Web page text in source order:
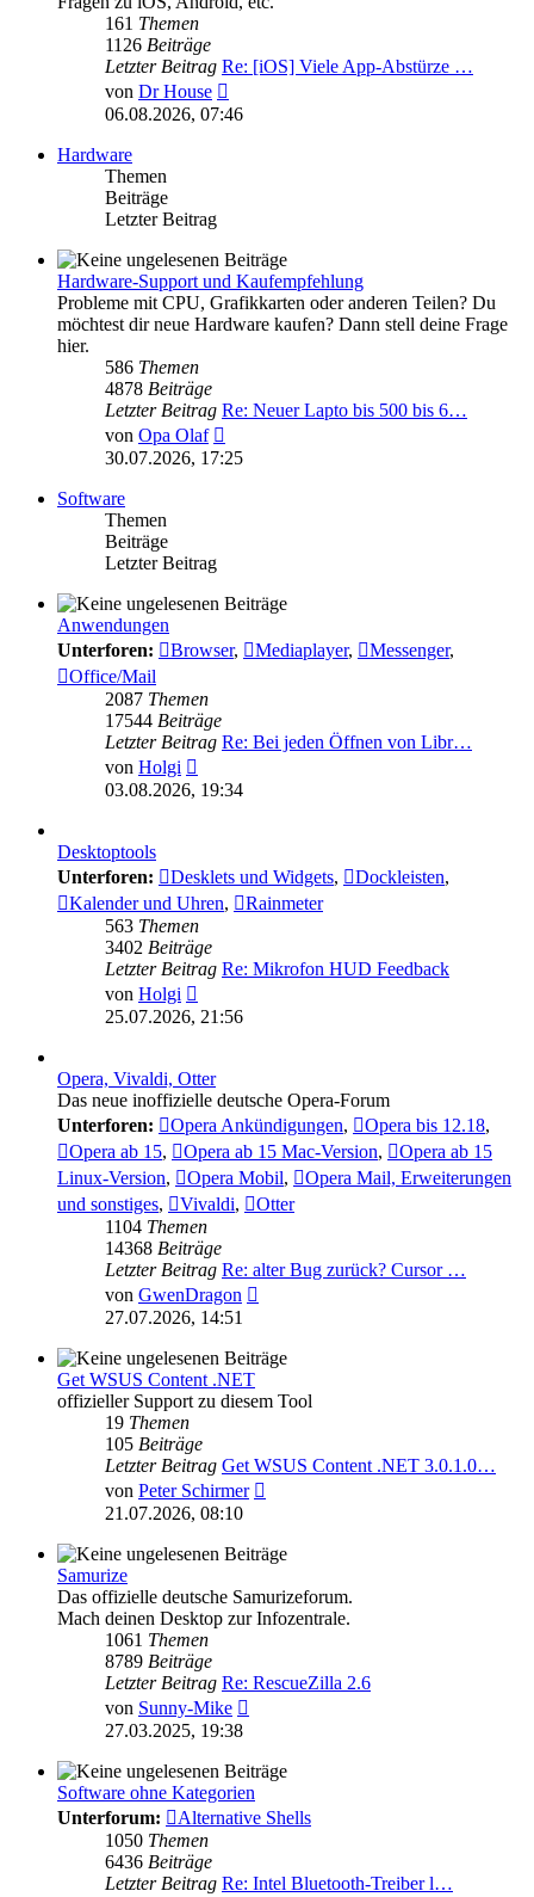
161 Themen
1126 Beiträge
Letzter Beitrag Re: [iOS] Viele App-Abstürze …
von Dr House
Beitrag
06.08.2026, 07:46
Hardware
Themen
Beiträge
Letzter Beitrag
Hardware-Support und Kaufempfehlung
Probleme mit CPU, Grafikkarten oder anderen Teilen? Du
möchtest dir neue Hardware kaufen? Dann stell deine Frage
hier.
586 Themen
4878 Beiträge
Letzter Beitrag Re: Neuer Lapto bis 500 bis 6…
von Opa Olaf
Beitrag
30.07.2026, 17:25
Software
Themen
Beiträge
Letzter Beitrag
Anwendungen
Unterforen:
Browser, Mediaplayer, Messenger,
Office/Mail
2087 Themen
17544 Beiträge
Letzter Beitrag Re: Bei jeden Öffnen von Libr…
von Holgi
Beitrag
03.08.2026, 19:34
Desktoptools
Unterforen:
Desklets und Widgets, Dockleisten,
Kalender und Uhren,
Rainmeter
563 Themen
3402 Beiträge
Letzter Beitrag Re: Mikrofon HUD Feedback
von Holgi
Beitrag
25.07.2026, 21:56
Opera, Vivaldi, Otter
Das neue inoffizielle deutsche Opera-Forum
Unterforen:
Opera Ankündigungen, Opera bis 12.18,
Opera ab 15, Opera ab 15 Mac-Version,
Opera ab 15
Linux-Version, Opera Mobil,
Opera Mail, Erweiterungen
und sonstiges, Vivaldi,
Otter
1104 Themen
14368 Beiträge
Letzter Beitrag Re: alter Bug zurück? Cursor …
von GwenDragon
27.07.2026, 14:51
Get WSUS Content .NET
offizieller Support zu diesem Tool
19 Themen
105 Beiträge
Letzter Beitrag Get WSUS Content .NET 3.0.1.0…
von Peter Schirmer
21.07.2026, 08:10
Samurize
Das offizielle deutsche Samurizeforum.
Mach deinen Desktop zur Infozentrale.
1061 Themen
8789 Beiträge
Letzter Beitrag Re: RescueZilla 2.6
von Sunny-Mike
27.03.2025, 19:38
Software ohne Kategorien
Unterforum:
Alternative Shells
1050 Themen
6436 Beiträge
Letzter Beitrag Re: Intel Bluetooth-Treiber l…